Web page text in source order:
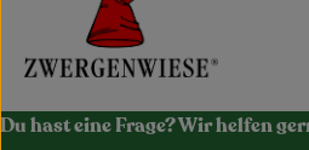
Du hast eine Frage? Wir helfen